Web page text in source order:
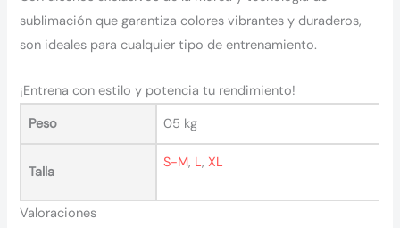
sublimación que garantiza colores vibrantes y duraderos,
son ideales para cualquier tipo de entrenamiento.
¡Entrena con estilo y potencia tu rendimiento!
Peso
05 kg
Talla
S-M, L, XL
Valoraciones